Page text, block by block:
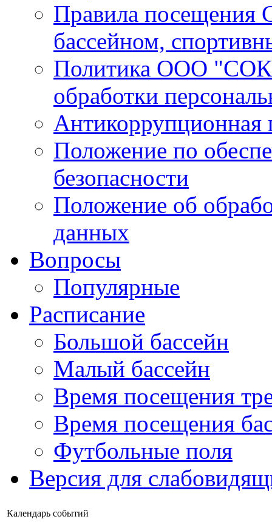
Правила посещения
бассейном,
Политика ООО "СОК
обработки
Положение по
безопасности
Положение об
данных
Вопросы
Популярные
Расписание
Большой бассейн
Малый бассейн
Время посещения
Время посещения
Футбольные поля
Версия для
Календарь событий